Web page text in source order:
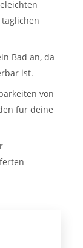
Bad an, da
ist.
von
für deine